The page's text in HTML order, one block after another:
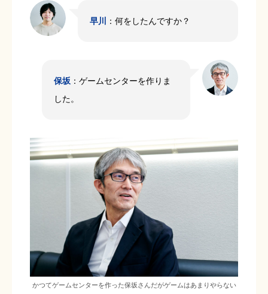
早川 ：何をしたんですか？
保坂 ：ゲームセンターを作りま
した。
かつてゲームセンターを作った保坂さんだがゲームはあまりやらない